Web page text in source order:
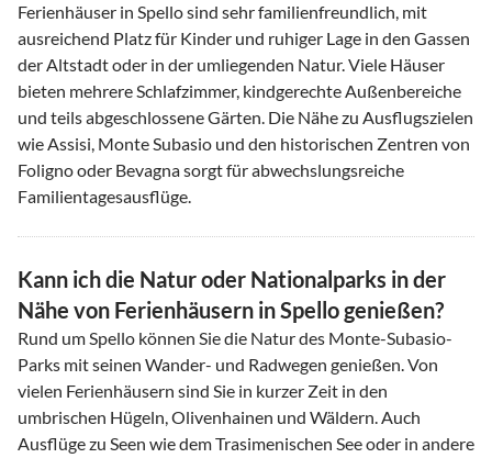
Ferienhäuser in Spello sind sehr familienfreundlich, mit
ausreichend Platz für Kinder und ruhiger Lage in den Gassen
der Altstadt oder in der umliegenden Natur. Viele Häuser
bieten mehrere Schlafzimmer, kindgerechte Außenbereiche
und teils abgeschlossene Gärten. Die Nähe zu Ausflugszielen
wie Assisi, Monte Subasio und den historischen Zentren von
Foligno oder Bevagna sorgt für abwechslungsreiche
Familientagesausflüge.
Kann ich die Natur oder Nationalparks in der
Nähe von Ferienhäusern in Spello genießen?
Rund um Spello können Sie die Natur des Monte-Subasio-
Parks mit seinen Wander- und Radwegen genießen. Von
vielen Ferienhäusern sind Sie in kurzer Zeit in den
umbrischen Hügeln, Olivenhainen und Wäldern. Auch
Ausflüge zu Seen wie dem Trasimenischen See oder in andere